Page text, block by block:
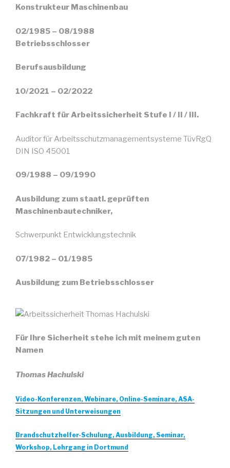
Konstrukteur Maschinenbau
02/1985 – 08/1988
Betriebsschlosser
Berufsausbildung
10/2021 – 02/2022
Fachkraft für Arbeitssicherheit Stufe I / II / III.
Auditor für Arbeitsschutzmanagementsysteme TüvRgQ
DIN ISO 45001
09/1988 – 09/1990
Ausbildung zum staatl. geprüften
Maschinenbautechniker,
Schwerpunkt Entwicklungstechnik
07/1982 – 01/1985
Ausbildung zum Betriebsschlosser
Für Ihre Sicherheit stehe ich mit meinem guten
Namen
Thomas Hachulski
Video-Konferenzen, Webinare, Online-Seminare, ASA-
Sitzungen und Unterweisungen
Brandschutzhelfer-Schulung, Ausbildung, Seminar,
Workshop, Lehrgang in Dortmund